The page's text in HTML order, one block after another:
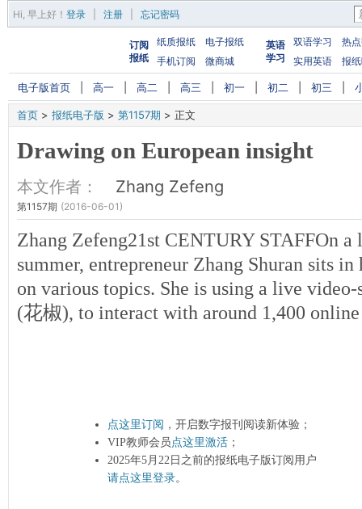
Hi, 早上好 ！ 登录 注册 忘记密码
订阅
报纸
纸质报纸
电子报纸
手机订阅
微商城
英语
学习
双语学习
热
实用英语
报
电子版首页 高一 高二 高三 初一 初二 初三
首页 > 报纸电子版 > 第1157期 > 正文
Drawing on European insight
本文作者： Zhang Zefeng
第1157期 (2016-06-01)
Zhang Zefeng21st CENTURY STAFFOn
summer, entrepreneur Zhang Shuran sits
on various topics. She is using a live
(花椒), to interact with around 1,400
点这里订阅 ，开启数字报刊阅读新体验；
VIP教师会员点这里激活 ；
2025年5月22日之前的报纸电子版订阅用户
请点这里登录。